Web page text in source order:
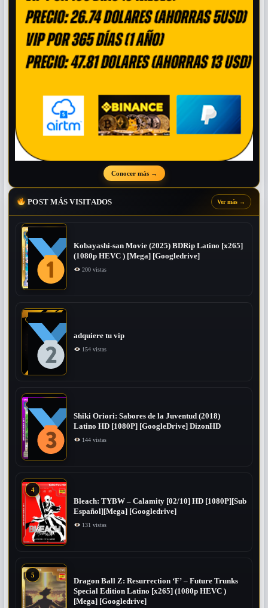
Conocer más →
POST MÁS VISITADOS Ver más →
Kobayashi-san Movie (2025) BDRip Latino [x265]
(1080p HEVC ) [Mega] [Googledrive]
200 vistas
adquiere tu vip
154 vistas
Shiki Oriori: Sabores de la Juventud (2018)
Latino HD [1080P] [GoogleDrive] DizonHD
144 vistas
4
Bleach: TYBW – Calamity [02/10] HD [1080P][Sub
Español][Mega] [Googledrive]
131 vistas
5
Dragon Ball Z: Resurrection ‘F’ – Future Trunks
Special Edition Latino [x265] (1080p HEVC )
[Mega] [Googledrive]